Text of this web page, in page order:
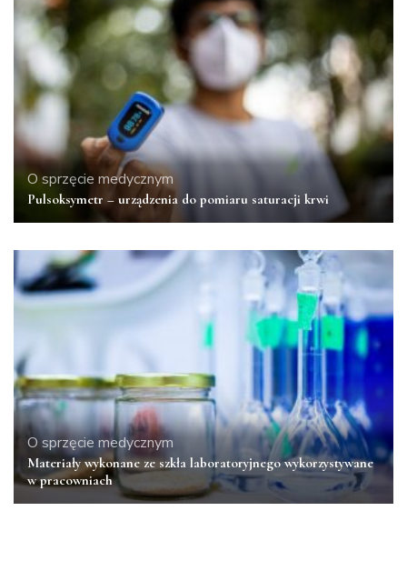
O sprzęcie medycznym
Pulsoksymetr – urządzenia do pomiaru saturacji krwi
O sprzęcie medycznym
Materiały wykonane ze szkła laboratoryjnego wykorzystywane
w pracowniach